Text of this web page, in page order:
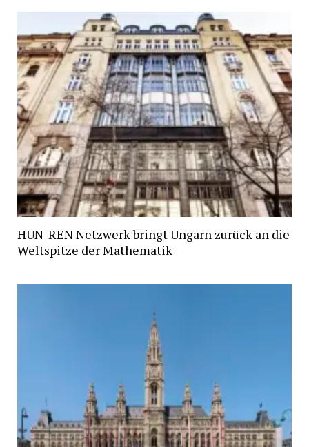
HUN-REN Netzwerk bringt Ungarn zurück an die
Weltspitze der Mathematik